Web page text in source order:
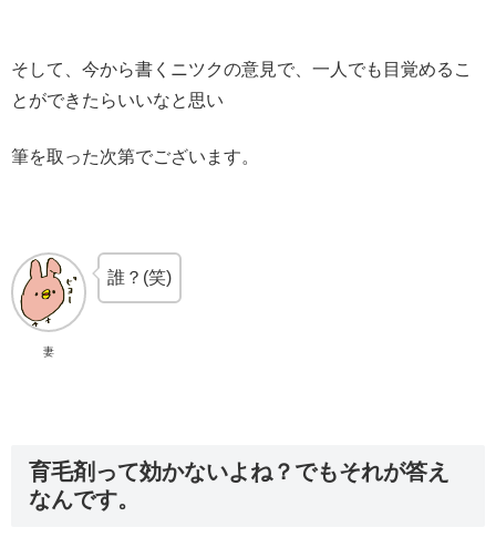
そして、今から書くニツクの意見で、一人でも目覚めるこ
とができたらいいなと思い
筆を取った次第でございます。
妻
誰？(笑)
育毛剤って効かないよね？でもそれが答え
なんです。